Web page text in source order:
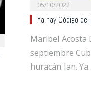
05/10/2022
Ya hay Código
Maribel Acosta
septiembre
huracán Ian.